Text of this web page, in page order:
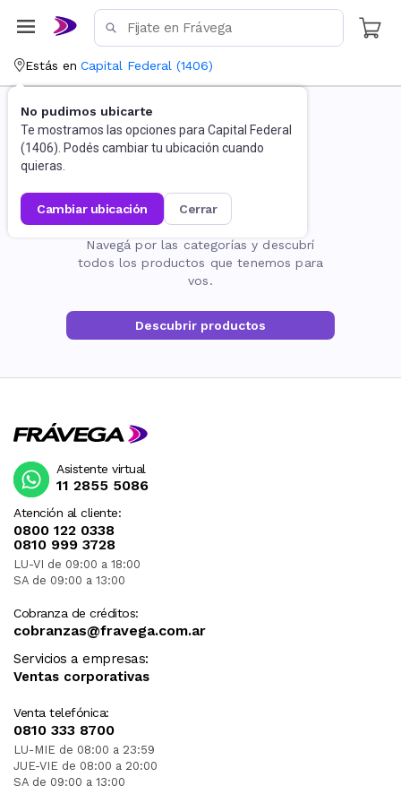
Estás en Capital Federal (1406)
No pudimos ubicarte
Te mostramos las opciones para Capital Federal
(1406). Podés cambiar tu ubicación cuando
quieras.
cambiar ubicación cerrar
La página no existe
Navegá por las categorías y descubrí
todos los productos que tenemos para
vos.
Descubrir productos
Atención al cliente:
0800 122 0338
0810 999 3728
LU-VI de 09:00 a 18:00
SA de 09:00 a 13:00
Cobranza de créditos:
cobranzas@fravega.com.ar
Servicios a empresas:
Ventas corporativas
Venta telefónica:
0810 333 8700
LU-MIE de 08:00 a 23:59
JUE-VIE de 08:00 a 20:00
SA de 09:00 a 13:00
Asistente virtual
11 2855 5086